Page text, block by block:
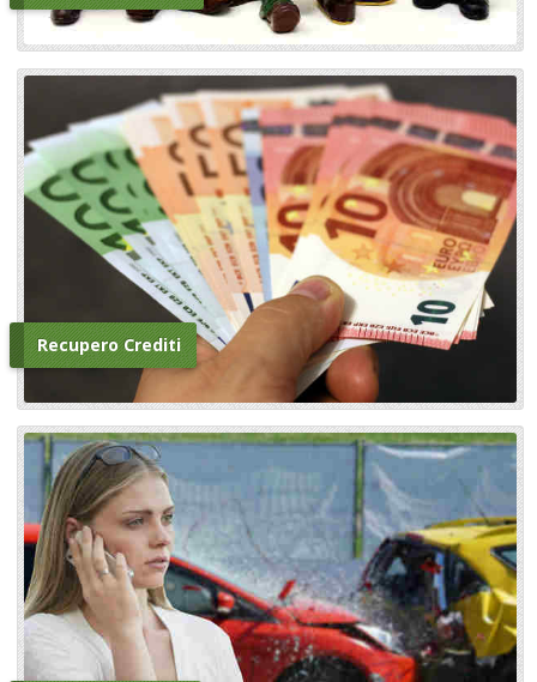
Recupero Crediti